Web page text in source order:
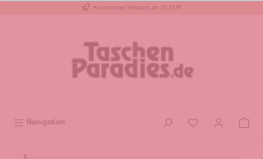
Kostenloser Versand ab 20 EUR
Navigation